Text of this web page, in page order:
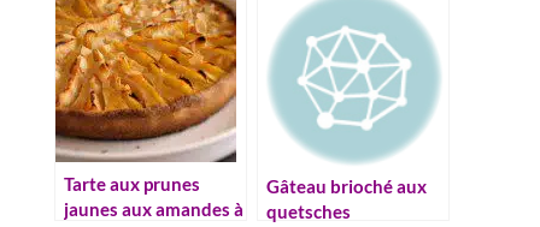
cannelle
Tarte aux prunes
jaunes aux amandes à
Gâteau brioché aux
quetsches